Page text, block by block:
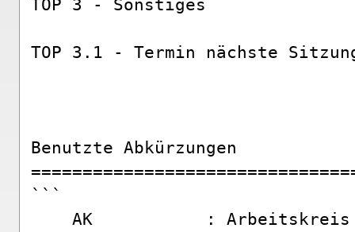
TOP 3 - Sonstiges
TOP 3.1 - Termin nächste
Benutzte Abkürzungen
```
AK           :